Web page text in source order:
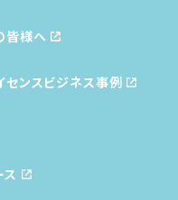
皆様へ
センス ビジネス事例